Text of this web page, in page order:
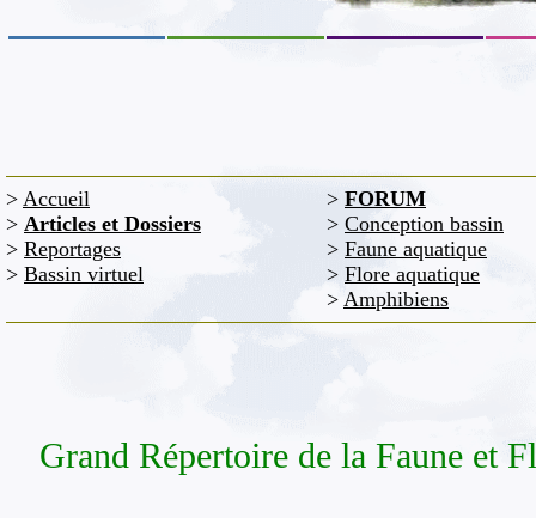
> Accueil
> Articles et Dossiers
> Reportages
> Bassin virtuel
> FORUM
> Conception bassin
> Faune aquatique
> Flore aquatique
> Amphibiens
Grand Répertoire de la Faune et